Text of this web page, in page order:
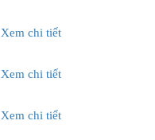
Xem chi tiết
Xem chi tiết
Xem chi tiết